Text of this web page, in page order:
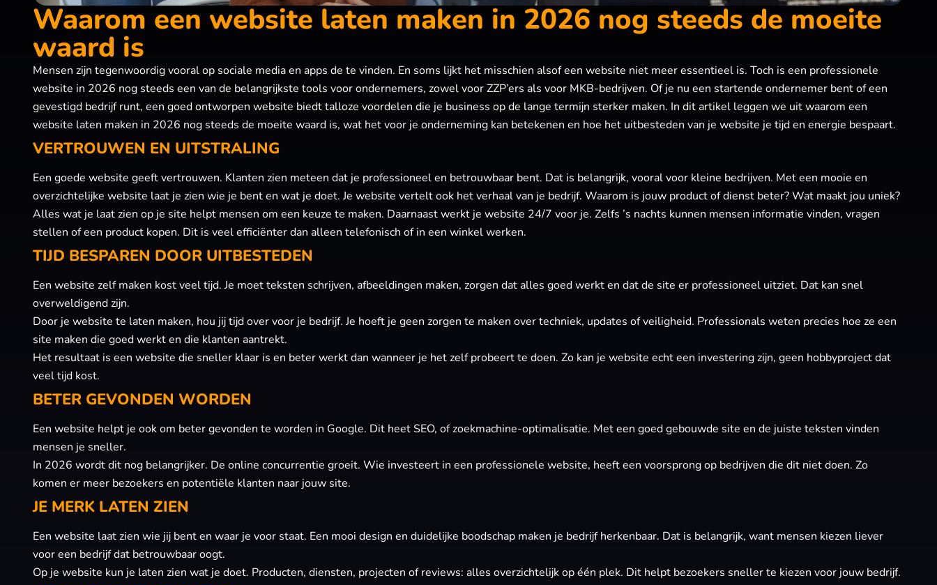
Waarom een website laten maken in 2026 nog steeds de moeite
waard is
Mensen zijn tegenwoordig vooral op sociale media en apps de te vinden. En soms lijkt het misschien alsof een website niet meer essentieel is. Toch is een professionele
website in 2026 nog steeds een van de belangrijkste tools voor ondernemers, zowel voor ZZP’ers als voor MKB-bedrijven. Of je nu een startende ondernemer bent of een
gevestigd bedrijf runt, een goed ontworpen website biedt talloze voordelen die je business op de lange termijn sterker maken. In dit artikel leggen we uit waarom een
website laten maken in 2026 nog steeds de moeite waard is, wat het voor je onderneming kan betekenen en hoe het uitbesteden van je website je tijd en energie bespaart.
VERTROUWEN EN UITSTRALING
Een goede website geeft vertrouwen. Klanten zien meteen dat je professioneel en betrouwbaar bent. Dat is belangrijk, vooral voor kleine bedrijven. Met een mooie en
overzichtelijke website laat je zien wie je bent en wat je doet. Je website vertelt ook het verhaal van je bedrijf. Waarom is jouw product of dienst beter? Wat maakt jou uniek?
Alles wat je laat zien op je site helpt mensen om een keuze te maken. Daarnaast werkt je website 24/7 voor je. Zelfs ’s nachts kunnen mensen informatie vinden, vragen
stellen of een product kopen. Dit is veel efficiënter dan alleen telefonisch of in een winkel werken.
TIJD BESPAREN DOOR UITBESTEDEN
Een website zelf maken kost veel tijd. Je moet teksten schrijven, afbeeldingen maken, zorgen dat alles goed werkt en dat de site er professioneel uitziet. Dat kan snel
overweldigend zijn.
Door je website te laten maken, hou jij tijd over voor je bedrijf. Je hoeft je geen zorgen te maken over techniek, updates of veiligheid. Professionals weten precies hoe ze een
site maken die goed werkt en die klanten aantrekt.
Het resultaat is een website die sneller klaar is en beter werkt dan wanneer je het zelf probeert te doen. Zo kan je website echt een investering zijn, geen hobbyproject dat
veel tijd kost.
BETER GEVONDEN WORDEN
Een website helpt je ook om beter gevonden te worden in Google. Dit heet SEO, of zoekmachine-optimalisatie. Met een goed gebouwde site en de juiste teksten vinden
mensen je sneller.
In 2026 wordt dit nog belangrijker. De online concurrentie groeit. Wie investeert in een professionele website, heeft een voorsprong op bedrijven die dit niet doen. Zo
komen er meer bezoekers en potentiële klanten naar jouw site.
JE MERK LATEN ZIEN
Een website laat zien wie jij bent en waar je voor staat. Een mooi design en duidelijke boodschap maken je bedrijf herkenbaar. Dat is belangrijk, want mensen kiezen liever
voor een bedrijf dat betrouwbaar oogt.
Op je website kun je laten zien wat je doet. Producten, diensten, projecten of reviews: alles overzichtelijk op één plek. Dit helpt bezoekers sneller te kiezen voor jouw bedrijf.